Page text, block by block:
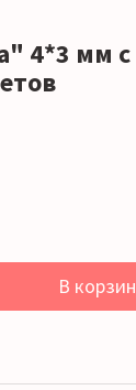
4*3 мм
В